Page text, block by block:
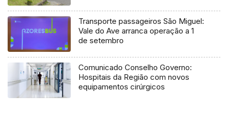
Transporte passageiros São Miguel:
Vale do Ave arranca operação a 1
de setembro
Comunicado Conselho Governo:
Hospitais da Região com novos
equipamentos cirúrgicos